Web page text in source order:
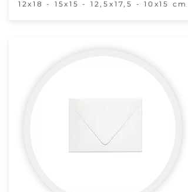
12x18 - 15x15 - 12,5x17,5 - 10x15 cm